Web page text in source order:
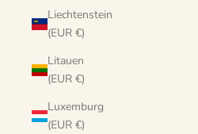
Liechtenstein
(EUR €)
Litauen
(EUR €)
Luxemburg
(EUR €)